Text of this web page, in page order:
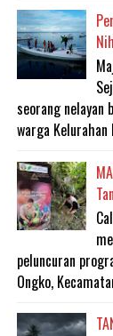
seorang
warga Kelurahan
peluncuran
Ongko,